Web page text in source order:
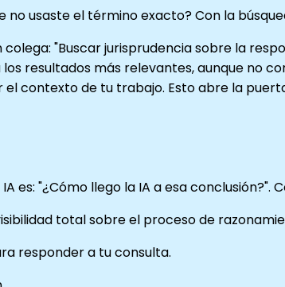
usaste el término exacto? Con la
"Buscar jurisprudencia sobre la
resultados más relevantes, aunque no
contexto de tu trabajo. Esto abre la
es: "¿Cómo llego la IA a esa conclusión?".
total sobre el proceso de
responder a tu consulta.